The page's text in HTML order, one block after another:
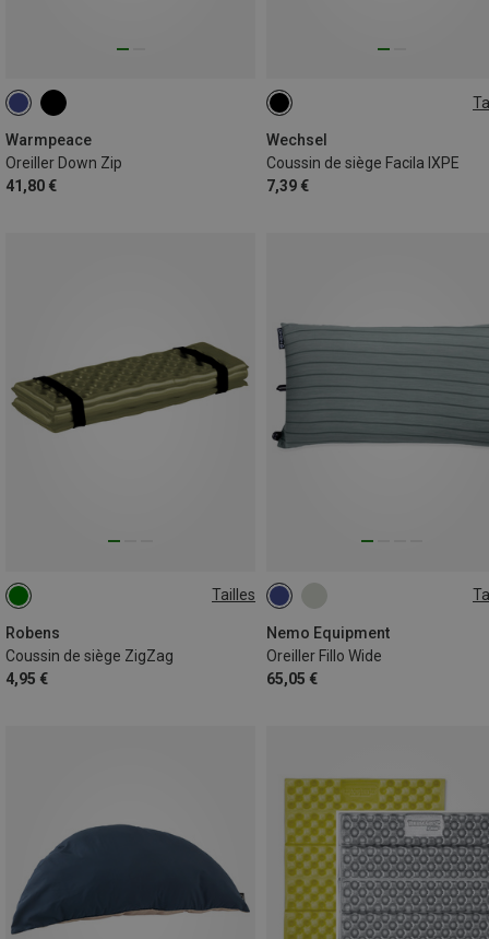
Warmpeace
Oreiller Down Zip
41,80 €
Wechsel
Coussin de siège Facila IXPE
7,39 €
ONE SIZE
Tailles
Robens
Coussin de siège ZigZag
4,95 €
ONE SIZE
Nemo Equipment
Oreiller Fillo Wide
65,05 €
ONE SIZE